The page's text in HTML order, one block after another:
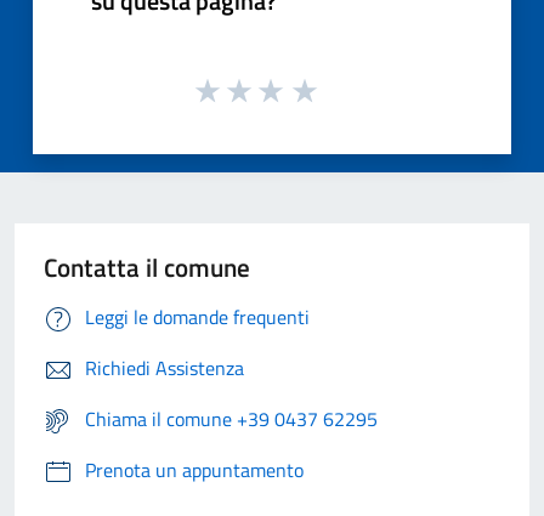
Contatta il comune
Leggi le domande frequenti
Richiedi Assistenza
Chiama il comune +39 0437 62295
Prenota un appuntamento